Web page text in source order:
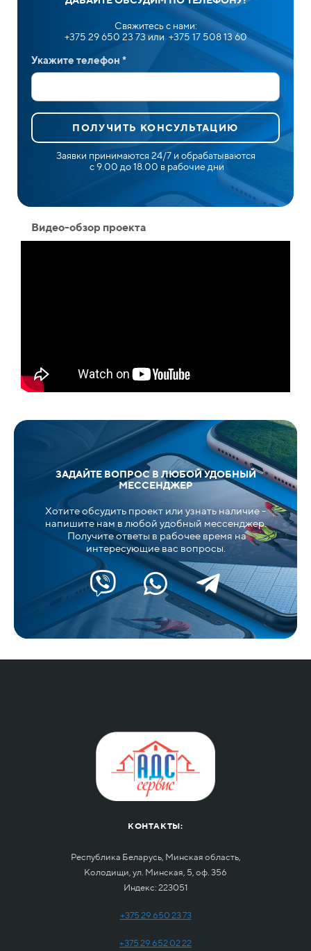
Свяжитесь с нами:
+375 29 650 23 73 или +375 17 508 13 60
Укажите телефон *
ПОЛУЧИТЬ КОНСУЛЬТАЦИЮ
Заявки принимаются 24/7 и обрабатываются
с 9.00 до 18.00 в рабочие дни
Видео-обзор проекта
ЗАДАЙТЕ ВОПРОС В ЛЮБОЙ УДОБНЫЙ
МЕССЕНДЖЕР
Хотите обсудить проект или узнать наличие -
напишите нам в любой удобный мессенджер.
Получите ответы в рабочее время на
интересующие вас вопросы.
КОНТАКТЫ:
Республика Беларусь, Минская область,
Колодищи, ул. Минская, 5, оф. 356
Индекс: 223051
+375 29 650 23 73
+375 29 652 02 22